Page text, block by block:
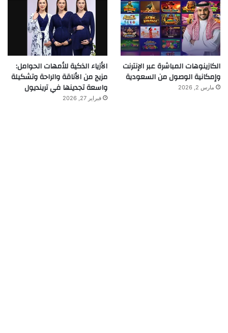
الكازينوهات المباشرة عبر الإنترنت
وإمكانية الوصول من السعودية
مارس 2, 2026
الأزياء الذكية للأمهات الحوامل:
مزيج من الأناقة والراحة وتشكيلة
واسعة تجدينها في ترينديول
فبراير 27, 2026